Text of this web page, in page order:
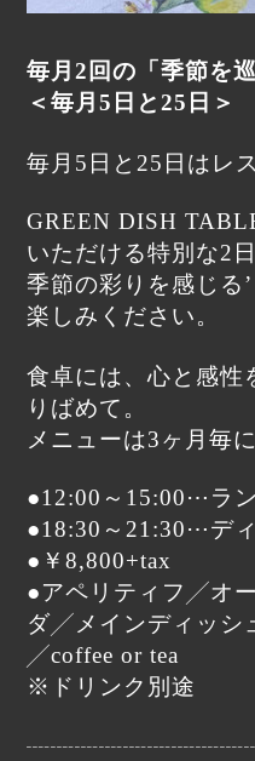
毎月2回の「季節を
＜毎月5日と25日＞
毎月5日と25日はレ
GREEN DISH
いただける特別な2
季節の彩りを感じる
楽しみください。
食卓には、心と感性
りばめて。
メニューは3ヶ月毎
●12:00～15:00⋯ラ
●18:30～21:30⋯デ
●￥8,800+tax
●アペリティフ╱オ
ダ╱メインディッ
╱coffee or tea
※ドリンク別途